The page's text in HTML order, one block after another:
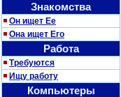
Знакомства
Он ищет Ее
Она ищет Его
Работа
Требуются
Ищу работу
Компьютеры